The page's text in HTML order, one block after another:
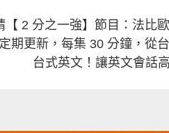
2 分之一強】節目：法比
期更新，每集 30 分鐘，從
台式英文！讓英文會話